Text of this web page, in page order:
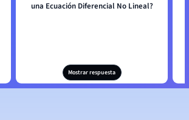
una Ecuación Diferencial No Lineal?
Mostrar respuesta